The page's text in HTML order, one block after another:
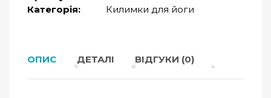
Категорія:
Килимки для йоги
ОПИС ДЕТАЛІ ВІДГУКИ (0)